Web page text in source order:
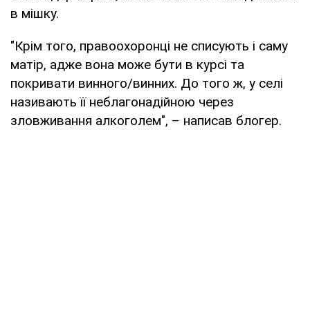
в мішку.
"Крім того, правоохоронці не списують і саму
матір, адже вона може бути в курсі та
покривати винного/винних. До того ж, у селі
називають її неблагонадійною через
зловживання алкоголем", – написав блогер.